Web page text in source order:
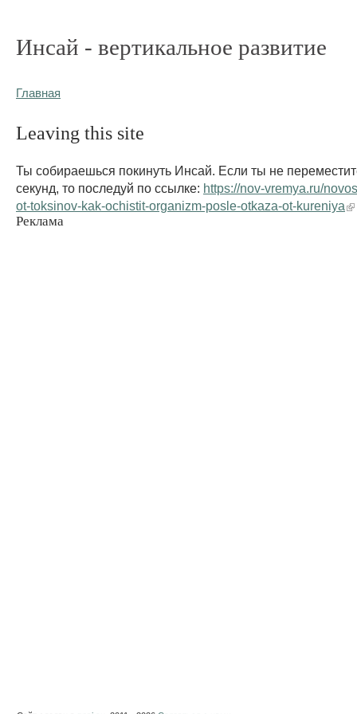
Инсай - вертикальное развитие
Главная
Leaving this site
Ты собираешься покинуть Инсай. Если ты не
секунд, то последуй по ссылке: https://nov-vremya.ru/
ot-toksinov-kak-ochistit-organizm-posle-otkaza-ot-kureniya
Реклама